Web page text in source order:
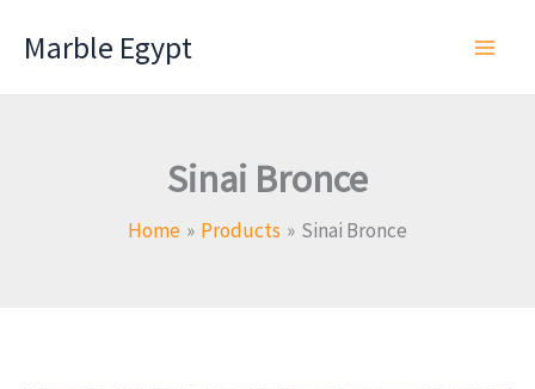
Marble Egypt
Sinai Bronce
Home Products Sinai Bronce